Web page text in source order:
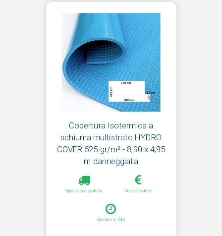
Copertura Isotermica a
schiuma multistrato HYDRO
COVER 525 gr/m² - 8,90 x 4,95
m danneggiata
Spedizione gratuita Prezzo outlet
Spedito in 24h